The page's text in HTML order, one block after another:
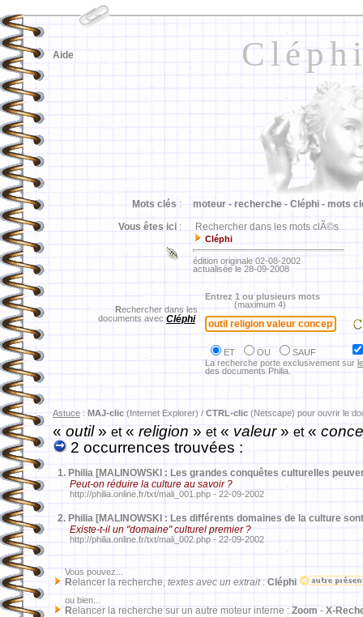
Aide
Mots clés : moteur - recherche - Cléphi - mots
Vous êtes ici : Rechercher dans les mots clÃ©s
Cléphi
édition originale 02-08-2002
actualisée le 28-09-2008
Rechercher dans les
documents avec Cléphi
Entrez 1 ou plusieurs mots
(maximum 4)
ET OU
SAUF
La recherche porte exclusivement sur
des documents Philia.
Astuce : MAJ-clic (Internet Explorer) / CTRL-clic (Netscape) pour ouvrir le
«outil» et« religion » et« valeur» et«
2 occurrences trouvées :
1. Philia [MALINOWSKI : Les grandes conquêtes culturelles
Peut-on réduire la culture au savoir ?
http://philia.online.fr/txt/mali_001.php - 22-09-2002
2. Philia [MALINOWSKI : Les différents domaines de la culture
Existe-t-il un "domaine" culturel premier ?
http://philia.online.fr/txt/mali_002.php - 22-09-2002
Vous pouvez...
Relancer la recherche, textes avec un extrait: Cléphi
ou bien...
Relancer la recherche sur un autre moteur interne : Zoom - X-